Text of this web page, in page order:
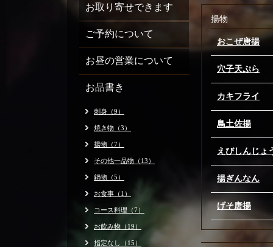
揚物
おこぜ唐揚
穴子天ぷら
カキフライ
鳥土佐揚
えびしんじょ
揚ぎんなん
げそ唐揚
お取り寄せできます
ご予約について
お昼の営業について
お品書き
刺身（9）
焼き物（3）
揚物（7）
その他一品物（13）
鍋物（5）
お食事（1）
コース料理（7）
お飲み物（19）
指定なし（15）